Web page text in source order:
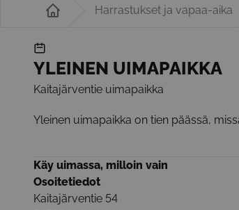
Harrastukset ja vapaa-aika
YLEINEN UIMAPAIKKA
Kaitajärventie uimapaikka
Yleinen uimapaikka on tien päässä,
Käy uimassa, milloin vain
Osoitetiedot
Kaitajärventie 54